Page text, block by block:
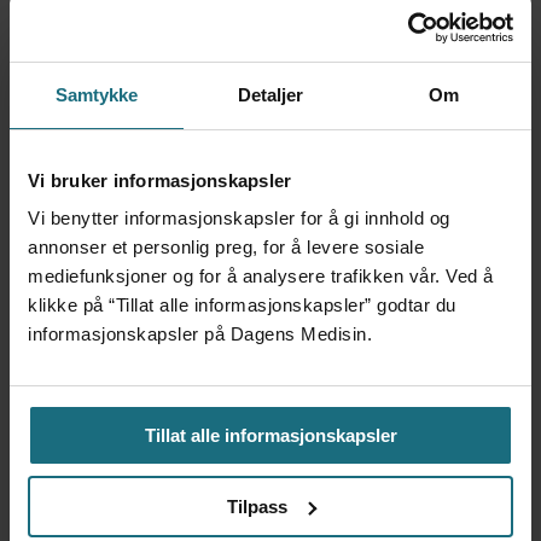
Samtykke Detaljer Om
Vi bruker informasjonskapsler
Vi benytter informasjonskapsler for å gi innhold og
annonser et personlig preg, for å levere sosiale
mediefunksjoner og for å analysere trafikken vår. Ved å
klikke på “Tillat alle informasjonskapsler” godtar du
informasjonskapsler på Dagens Medisin.
Tillat alle informasjonskapsler
Tilpass
Enklere liv for diabetikere
Nyfødtdiabetes: – Pasientene
bør utredes for psykisk
utviklingshemning tidligere